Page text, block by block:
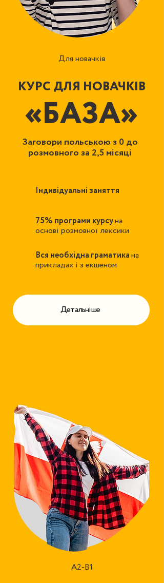
Для новачків
КУРС ДЛЯ НОВАЧКІВ
«БАЗА»
Заговори польською з 0 до
розмовного за 2,5 місяці
Індивідуальні заняття
75% програми курсуна
основі розмовної лексики
Вся необхідна граматикана
прикладах і з екшеном
Детальніше
А2-В1